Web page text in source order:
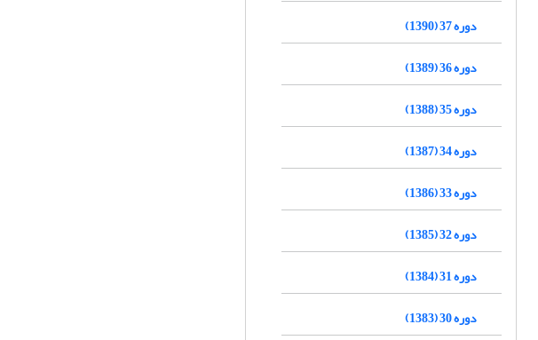
دوره 37 (1390)
دوره 36 (1389)
دوره 35 (1388)
دوره 34 (1387)
دوره 33 (1386)
دوره 32 (1385)
دوره 31 (1384)
دوره 30 (1383)